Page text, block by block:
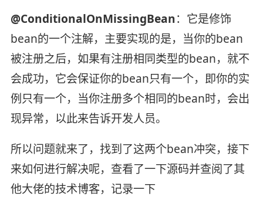
@ConditionalOnMissingBean：它是修饰
bean的一个注解，主要实现的是，当你的bean
被注册之后，如果有注册相同类型的bean，就不
会成功，它会保证你的bean只有一个，即你的实
例只有一个，当你注册多个相同的bean时，会出
现异常，以此来告诉开发人员。
所以问题就来了，找到了这两个bean冲突，接下
来如何进行解决呢，查看了一下源码并查阅了其
他大佬的技术博客，记录一下